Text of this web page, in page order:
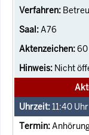
A76
60
Nicht
11:40 Uhr